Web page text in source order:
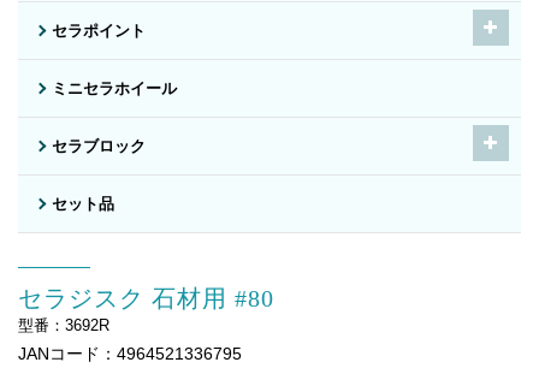
セラポイント
ミニセラホイール
セラブロック
セット品
セラジスク 石材用 #80
型番：3692R
JANコード：4964521336795